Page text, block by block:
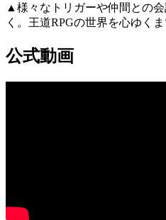
▲様々なトリガーや仲間との
く。王道RPGの世界を心ゆくま
公式動画